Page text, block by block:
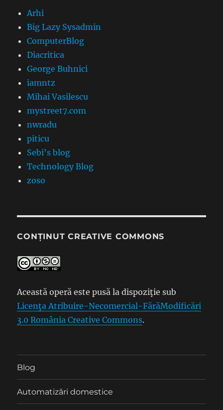
Arhi
Big Lazy Sysadmin
ComputerBlog
Diacritica
George Buhnici
iamntz
Mihai Vasilescu
mystreet7.com
nwradu
piticu
Sebi's blog
Technology Blog
zoso
CONȚINUT CREATIVE COMMONS
Această operă este pusă la dispoziţie sub
Licenţa Atribuire-Necomercial-FărăModificări
3.0 România Creative Commons.
Blog
Automatizări domestice